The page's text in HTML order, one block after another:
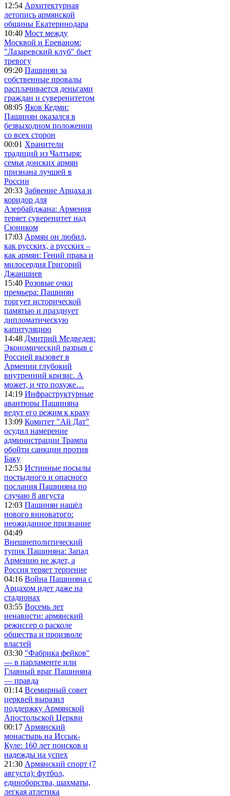
12:54 Архитектурная
летопись армянской
общины Екатеринодара
10:40 Мост между
Москвой и Ереваном:
"Лазаревский клуб" бьет
тревогу
09:20 Пашинян за
собственные провалы
расплачивается деньгами
граждан и суверенитетом
08:05 Яков Кедми:
Пашинян оказался в
безвыходном положении
со всех сторон
00:01 Хранители
традиций из Чалтыря:
семья донских армян
признана лучшей в
России
20:33 Забвение Арцаха и
коридор для
Азербайджана: Армения
теряет суверенитет над
Сюником
17:03 Армян он любил,
как русских, а русских –
как армян: Гений права и
милосердия Григорий
Джаншиев
15:40 Розовые очки
премьера: Пашинян
торгует исторической
памятью и празднует
дипломатическую
капитуляцию
14:48 Дмитрий Медведев:
Экономический разрыв с
Россией вызовет в
Армении глубокий
внутренний кризис. А
может, и что похуже…
14:19 Инфраструктурные
авантюры Пашиняна
ведут его режим к краху
13:09 Комитет "Ай Дат"
осудил намерение
администрации Трампа
обойти санкции против
Баку
12:53 Истинные посылы
постыдного и опасного
послания Пашиняна по
случаю 8 августа
12:03 Пашинян нашёл
нового виноватого:
неожиданное признание
04:49
Внешнеполитический
тупик Пашиняна: Запад
Армению не ждет, а
Россия теряет терпение
04:16 Война Пашиняна с
Арцахом идет даже на
стадионах
03:55 Восемь лет
ненависти: армянский
режиссер о расколе
общества и произволе
властей
03:30 "Фабрика фейков"
— в парламенте или
Главный враг Пашиняна
— правда
01:14 Всемирный совет
церквей выразил
поддержку Армянской
Апостольской Церкви
00:17 Армянский
монастырь на Иссык-
Куле: 160 лет поисков и
надежды на успех
21:30 Армянский спорт (7
августа): футбол,
единоборства, шахматы,
легкая атлетика